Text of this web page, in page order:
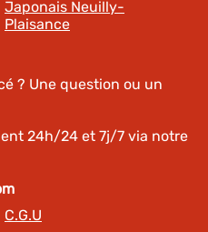
Japonais Neuilly-
Plaisance
? Une question ou un
24h/24 et 7j/7 via notre
C.G.U